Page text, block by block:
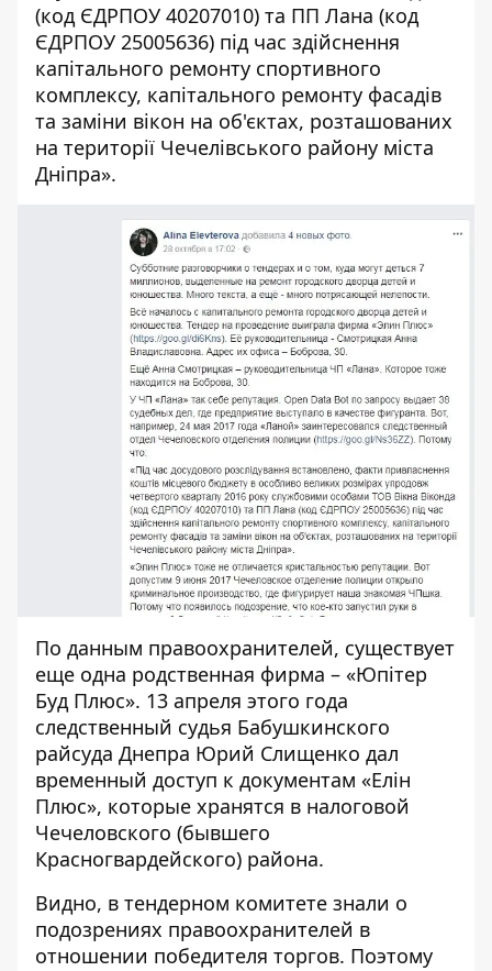
(код ЄДРПОУ 40207010) та ПП Лана (код
ЄДРПОУ 25005636) під час здійснення
капітального ремонту спортивного
комплексу, капітального ремонту фасадів
та заміни вікон на об'єктах, розташованих
на території Чечелівського району міста
Дніпра».
По данным правоохранителей, существует
еще одна родственная фирма – «Юпітер
Буд Плюс». 13 апреля этого года
следственный судья Бабушкинского
райсуда Днепра Юрий Слищенко дал
временный доступ к документам «Елін
Плюс», которые хранятся в налоговой
Чечеловского (бывшего
Красногвардейского) района.
Видно, в тендерном комитете знали о
подозрениях правоохранителей в
отношении победителя торгов. Поэтому